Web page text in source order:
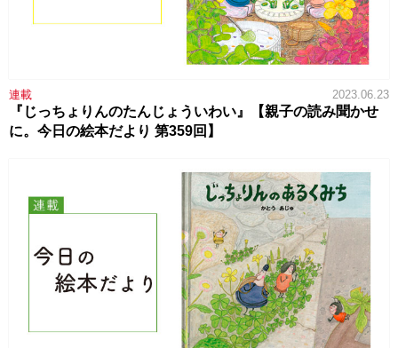
連載 2023.06.23
『じっちょりんのたんじょういわい』【親子の読み聞かせ
に。今日の絵本だより 第359回】